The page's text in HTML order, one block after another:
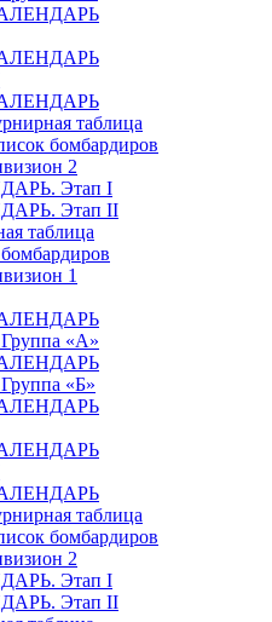
таблица
бомбардиров
2
Этап I
Этап II
таблица
1
«А»
«Б»
таблица
бомбардиров
2
Этап I
Этап II